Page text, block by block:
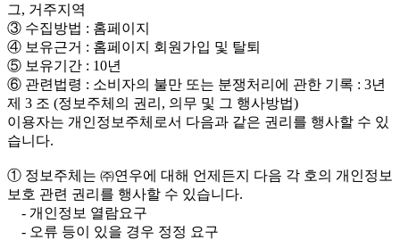
그, 거주지역
③ 수집방법 : 홈페이지
④ 보유근거 : 홈페이지 회원가입 및 탈퇴
⑤ 보유기간 : 10년
⑥ 관련법령 : 소비자의 불만 또는 분쟁처리에 관한 기록 : 3년
제 3 조 (정보주체의 권리, 의무 및 그 행사방법)
이용자는 개인정보주체로서 다음과 같은 권리를 행사할 수 있
습니다.
① 정보주체는 ㈜연우에 대해 언제든지 다음 각 호의 개인정보
보호 관련 권리를 행사할 수 있습니다.
- 개인정보 열람요구
- 오류 등이 있을 경우 정정 요구